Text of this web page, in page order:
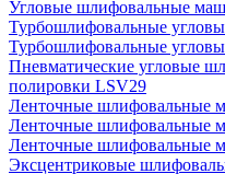
Угловые шлифовальные
Турбошлифовальные
Турбошлифовальные
Пневматические угловые
полировки LSV29
Ленточные шлифовальные
Ленточные шлифовальные
Ленточные шлифовальные
Эксцентриковые